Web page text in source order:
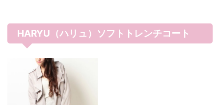
HARYU（ハリュ）ソフトトレンチコート